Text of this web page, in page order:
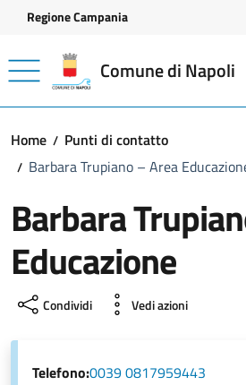
Vai ai contenuti
Vai al footer
Regione Campania
Comune di Napoli
Home
Punti di contatto
Barbara Trupiano – Area
Barbara
Educazione
Condividi Vedi azioni
Telefono:0039 0817959443